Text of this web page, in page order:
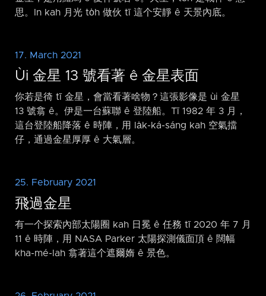
思。In kah 月光 to̍h 做伙 tī 這个安靜 ê 天景內底。
17. March 2021
Ùi 金星 13 號看著 ê 金星表面
你若是徛 tī 金星，會當看著啥物？這張影像是 ùi 金星
13 號翕 ê。伊是一台蘇聯 ê 登陸船。Tī 1982 年 3 月，
這台登陸船降落 ê 時陣，用 la̍k-ká-sáng kah 空氣擋
仔，通過金星厚厚 ê 大氣層。
25. February 2021
飛過金星
有一个探索內部太陽圈 kah 日冕 ê 任務 tī 2020 年 7 月
11 ê 時陣，用 NASA Parker 太陽探測儀面頂 ê 闊幅
kha-mé-lah 翕著這个遮爾媠 ê 景色。